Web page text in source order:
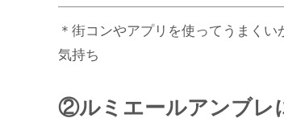
＊街コンやアプリを使ってうまく
気持ち
②ルミエールアンブレ